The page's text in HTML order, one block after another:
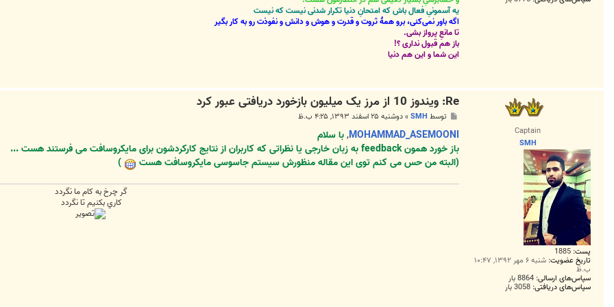
یه آسمونیِ فعال باش که امتحانِ دنیا تکرار شدنی نیست که نیست
اگه باور نمی‌کنی، برو همۀ ثروت و قدرت و هوش و دانش و نفوذت رو به کار بگیر
تا مانعِ پرواز بشی.
باز هم قبول نداری ؟!
این شما و این هم دنیا
Captain
SMH
پست: 1885
تاریخ عضویت: شنبه ۶ مهر ۱۳۹۲, ۱۰:۴۷
ب.ظ
سپاس‌های ارسالی: 8864 بار
سپاس‌های دریافتی: 3058 بار
Re: ویندوز 10 از مرز یک میلیون بازخورد دریافتی عبور کرد
ت
توسط SMH
»دوشنبه ۲۵ اسفند ۱۳۹۳, ۴:۲۵ ب.ظ
MOHAMMAD_ASEMOONI
,با سلام
باز خورد همون feedback به زبان خارجی یا نظراتی که کاربران از نتایج کارکردشون برای مایکروسافت می فرستند هست ...
(البته من حس می کنم توی این مقاله منظورش سیستم جاسوسی مایکروسافت هست
)
گر چرخ به كام ما نگردد
كاري بكنيم تا نگردد